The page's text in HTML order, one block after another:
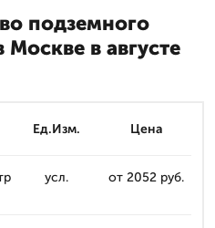
подземного
в августе
Ед.Изм. Цена
усл. от 2052 руб.